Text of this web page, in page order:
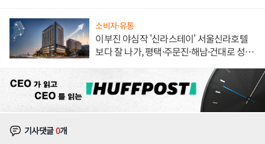
소비자·유통
이부진 야심작 '신라스테이' 서울신라호텔
보다 잘 나가, 평택·주문진·해남·건대로 성
기사댓글0개